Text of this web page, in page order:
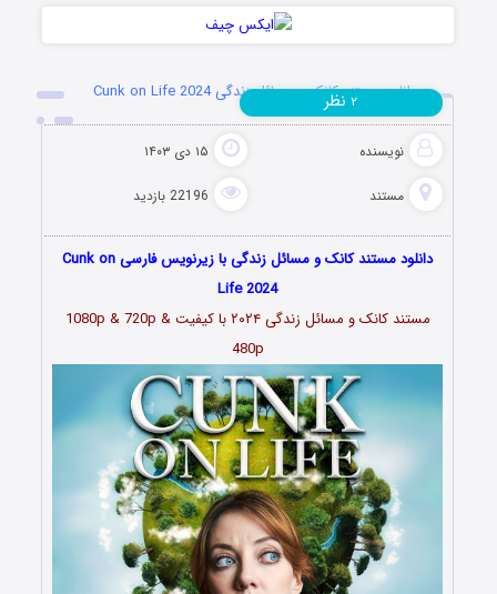
دانلود مستند کانک و مسائل زندگی Cunk on Life 2024
نویسنده ۱۵ دی ۱۴۰۳
مستند 22196 بازدید
۲ نظر
دانلود مستند کانک و مسائل زندگی با زیرنویس فارسی Cunk on
Life 2024
مستند کانک و مسائل زندگی ۲۰۲۴ با کیفیت 1080p & 720p &
480p